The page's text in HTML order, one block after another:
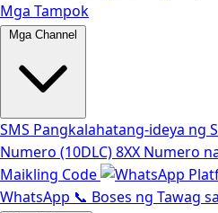
Mga Tampok
Mga Channel
SMS Pangkalahatang-ideya ng
Numero (10DLC)8XX Numero
Maikling Code
WhatsApp 📞 Boses ng Tawag